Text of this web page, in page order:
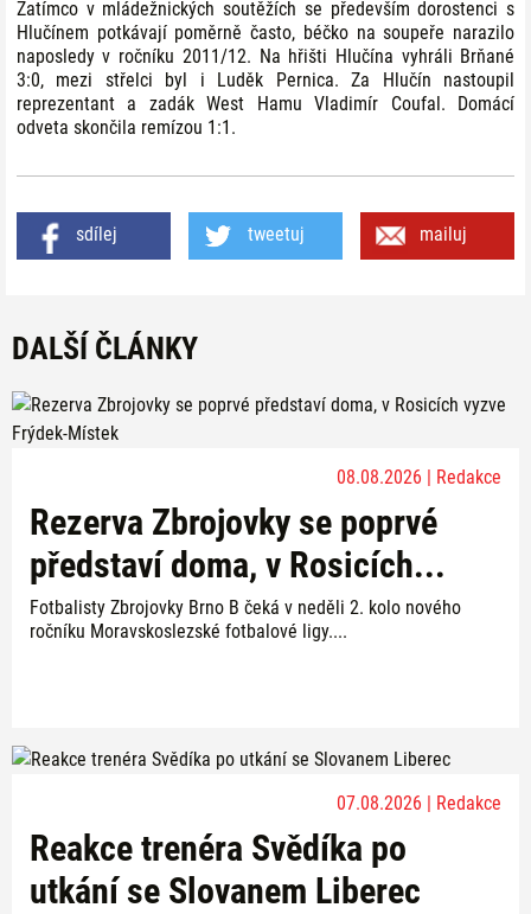
Zatímco v mládežnických soutěžích se především dorostenci s
Hlučínem potkávají poměrně často, béčko na soupeře narazilo
naposledy v ročníku 2011/12. Na hřišti Hlučína vyhráli Brňané
3:0, mezi střelci byl i Luděk Pernica. Za Hlučín nastoupil
reprezentant a zadák West Hamu Vladimír Coufal. Domácí
odveta skončila remízou 1:1.
sdílej tweetuj mailuj
DALŠÍ ČLÁNKY
08.08.2026 | Redakce
Rezerva Zbrojovky se poprvé
představí doma, v Rosicích...
Fotbalisty Zbrojovky Brno B čeká v neděli 2. kolo nového
ročníku Moravskoslezské fotbalové ligy....
07.08.2026 | Redakce
Reakce trenéra Svědíka po
utkání se Slovanem Liberec